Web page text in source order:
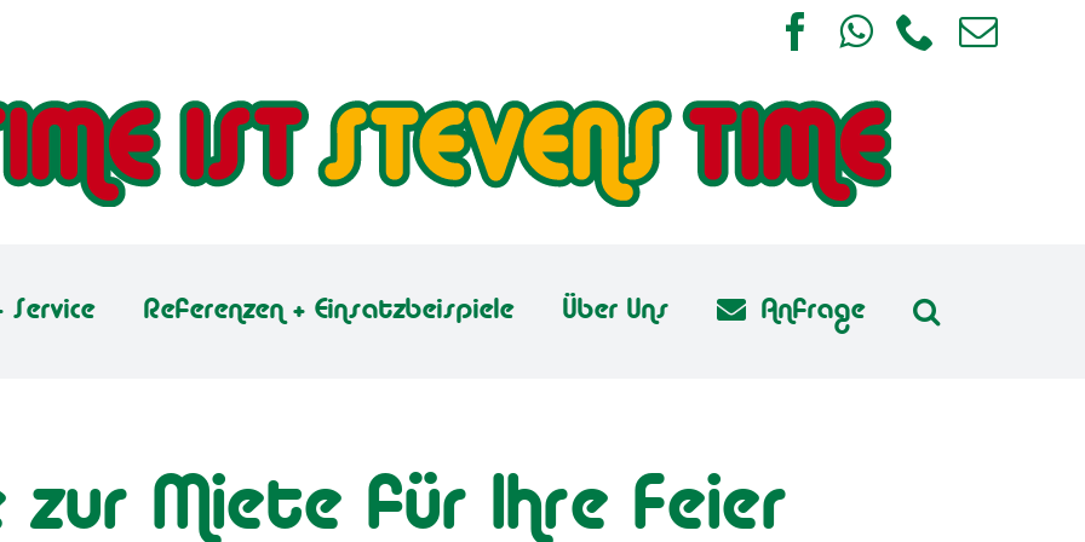
Facebook
WhatsApp
Telefon
E-
Referenzen + Einsatzbeispiele Über Uns Anfrage
Miete für Ihre Feier